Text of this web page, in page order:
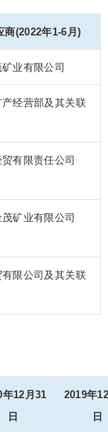
商(2022年1-6月)
业有限公司
经营部及其关联
有限责任公司
矿业有限公司
限公司及其关联
年12月31
日
2019年
日